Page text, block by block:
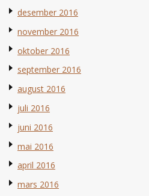
desember 2016
november 2016
oktober 2016
september 2016
august 2016
juli 2016
juni 2016
mai 2016
april 2016
mars 2016